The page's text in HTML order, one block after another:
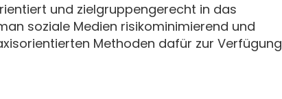
und zielgruppengerecht in das
soziale Medien risikominimierend und
Methoden dafür zur Verfügung